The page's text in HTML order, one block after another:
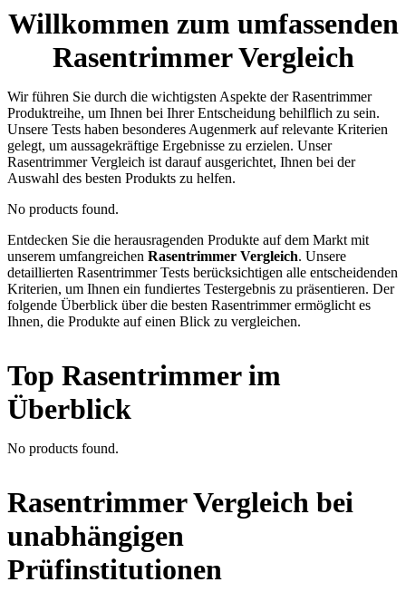
Willkommen zum umfassenden
Rasentrimmer Vergleich
Wir führen Sie durch die wichtigsten Aspekte der Rasentrimmer
Produktreihe, um Ihnen bei Ihrer Entscheidung behilflich zu sein.
Unsere Tests haben besonderes Augenmerk auf relevante Kriterien
gelegt, um aussagekräftige Ergebnisse zu erzielen. Unser
Rasentrimmer Vergleich ist darauf ausgerichtet, Ihnen bei der
Auswahl des besten Produkts zu helfen.
No products found.
Entdecken Sie die herausragenden Produkte auf dem Markt mit
unserem umfangreichen Rasentrimmer Vergleich. Unsere
detaillierten Rasentrimmer Tests berücksichtigen alle entscheidenden
Kriterien, um Ihnen ein fundiertes Testergebnis zu präsentieren. Der
folgende Überblick über die besten Rasentrimmer ermöglicht es
Ihnen, die Produkte auf einen Blick zu vergleichen.
Top Rasentrimmer im
Überblick
No products found.
Rasentrimmer Vergleich bei
unabhängigen
Prüfinstitutionen